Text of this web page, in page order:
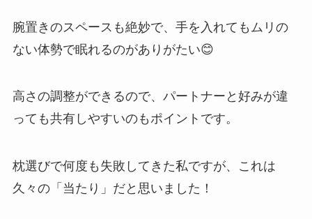
腕置きのスペースも絶妙で、手を入れてもムリの
ない体勢で眠れるのがありがたい😊
高さの調整ができるので、パートナーと好みが違
っても共有しやすいのもポイントです。
枕選びで何度も失敗してきた私ですが、これは
久々の「当たり」だと思いました！